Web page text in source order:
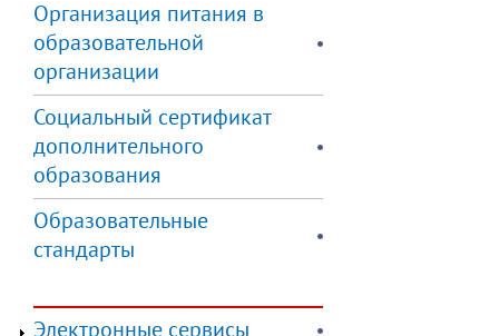
Организация питания в
образовательной
организации
Социальный сертификат
дополнительного
образования
Образовательные
стандарты